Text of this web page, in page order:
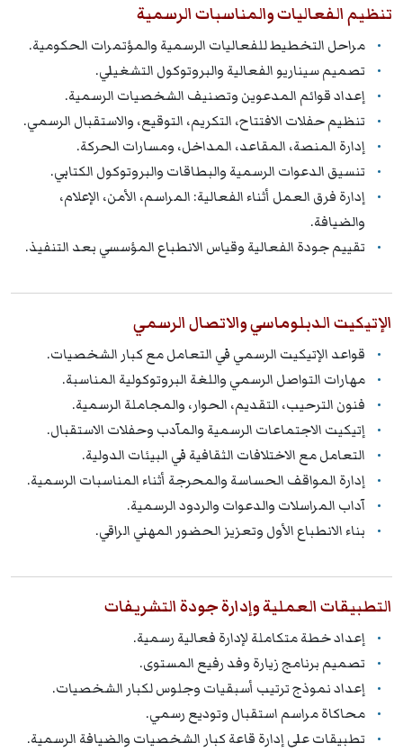
تنظيم الفعاليات والمناسبات الرسمية
مراحل التخطيط للفعاليات الرسمية والمؤتمرات الحكومية.
تصميم سيناريو الفعالية والبروتوكول التشغيلي.
إعداد قوائم المدعوين وتصنيف الشخصيات الرسمية.
تنظيم حفلات الافتتاح، التكريم، التوقيع، والاستقبال الرسمي.
إدارة المنصة، المقاعد، المداخل، ومسارات الحركة.
تنسيق الدعوات الرسمية والبطاقات والبروتوكول الكتابي.
إدارة فرق العمل أثناء الفعالية: المراسم، الأمن، الإعلام،
والضيافة.
تقييم جودة الفعالية وقياس الانطباع المؤسسي بعد التنفيذ.
الإتيكيت الدبلوماسي والاتصال الرسمي
قواعد الإتيكيت الرسمي في التعامل مع كبار الشخصيات.
مهارات التواصل الرسمي واللغة البروتوكولية المناسبة.
فنون الترحيب، التقديم، الحوار، والمجاملة الرسمية.
إتيكيت الاجتماعات الرسمية والمآدب وحفلات الاستقبال.
التعامل مع الاختلافات الثقافية في البيئات الدولية.
إدارة المواقف الحساسة والمحرجة أثناء المناسبات الرسمية.
آداب المراسلات والدعوات والردود الرسمية.
بناء الانطباع الأول وتعزيز الحضور المهني الراقي.
التطبيقات العملية وإدارة جودة التشريفات
إعداد خطة متكاملة لإدارة فعالية رسمية.
تصميم برنامج زيارة وفد رفيع المستوى.
إعداد نموذج ترتيب أسبقيات وجلوس لكبار الشخصيات.
محاكاة مراسم استقبال وتوديع رسمي.
تطبيقات على إدارة قاعة كبار الشخصيات والضيافة الرسمية.